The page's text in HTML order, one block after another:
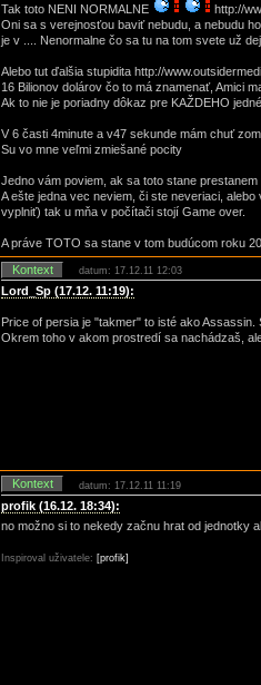
Tak toto NENI NORMALNE
http://
Oni sa s verejnosťou baviť nebudu, a nebudu
je v .... Nenormalne čo sa tu na tom svete už
Alebo tut ďalšia stupidita http://
16 Bilionov dolárov čo to má znamenať, Amici
Ak to nie je poriadny dôkaz pre KAŽDEHO
V 6 časti 4minute a v47 sekunde mám chuť
Su vo mne veľmi zmiešané pocity
Jedno vám poviem, ak sa toto stane
A ešte jedna vec neviem, či ste neveriaci,
vyplniť) tak u mňa v počítači stojí Game over.
A práve TOTO sa stane v tom budúcom roku
Kontext datum: 17.12.11 12:03
Lord_Sp (17.12. 11:19):
Price of persia je "takmer" to isté ako Assassin.
Okrem toho v akom prostredí sa nachádzaš,
Kontext datum: 17.12.11 11:19
profik (16.12. 18:34):
no možno si to nekedy začnu hrat od jednotky
Inspiroval uživatele: [profik]